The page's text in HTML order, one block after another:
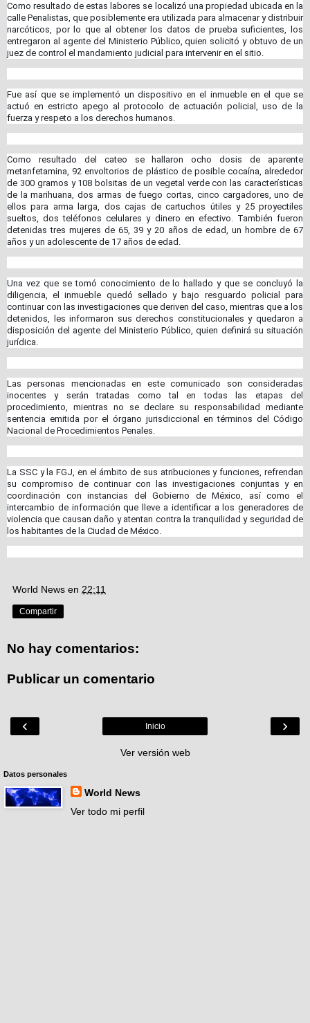
Como resultado de estas labores se localizó una propiedad ubicada en la
calle Penalistas, que posiblemente era utilizada para almacenar y distribuir
narcóticos, por lo que al obtener los datos de prueba suficientes, los
entregaron al agente del Ministerio Público, quien solicitó y obtuvo de un
juez de control el mandamiento judicial para intervenir en el sitio.
Fue así que se implementó un dispositivo en el inmueble en el que se
actuó en estricto apego al protocolo de actuación policial, uso de la
fuerza y respeto a los derechos humanos.
Como resultado del cateo se hallaron ocho dosis de aparente
metanfetamina, 92 envoltorios de plástico de posible cocaína, alrededor
de 300 gramos y 108 bolsitas de un vegetal verde con las características
de la marihuana, dos armas de fuego cortas, cinco cargadores, uno de
ellos para arma larga, dos cajas de cartuchos útiles y 25 proyectiles
sueltos, dos teléfonos celulares y dinero en efectivo. También fueron
detenidas tres mujeres de 65, 39 y 20 años de edad, un hombre de 67
años y un adolescente de 17 años de edad.
Una vez que se tomó conocimiento de lo hallado y que se concluyó la
diligencia, el inmueble quedó sellado y bajo resguardo policial para
continuar con las investigaciones que deriven del caso, mientras que a los
detenidos, les informaron sus derechos constitucionales y quedaron a
disposición del agente del Ministerio Público, quien definirá su situación
jurídica.
Las personas mencionadas en este comunicado son consideradas
inocentes y serán tratadas como tal en todas las etapas del
procedimiento, mientras no se declare su responsabilidad mediante
sentencia emitida por el órgano jurisdiccional en términos del Código
Nacional de Procedimientos Penales.
La SSC y la FGJ, en el ámbito de sus atribuciones y funciones, refrendan
su compromiso de continuar con las investigaciones conjuntas y en
coordinación con instancias del Gobierno de México, así como el
intercambio de información que lleve a identificar a los generadores de
violencia que causan daño y atentan contra la tranquilidad y seguridad de
los habitantes de la Ciudad de México.
World News en 22:11
Compartir
No hay comentarios:
Publicar un comentario
‹ ›
Inicio
Ver versión web
Datos personales
World News
Ver todo mi perfil